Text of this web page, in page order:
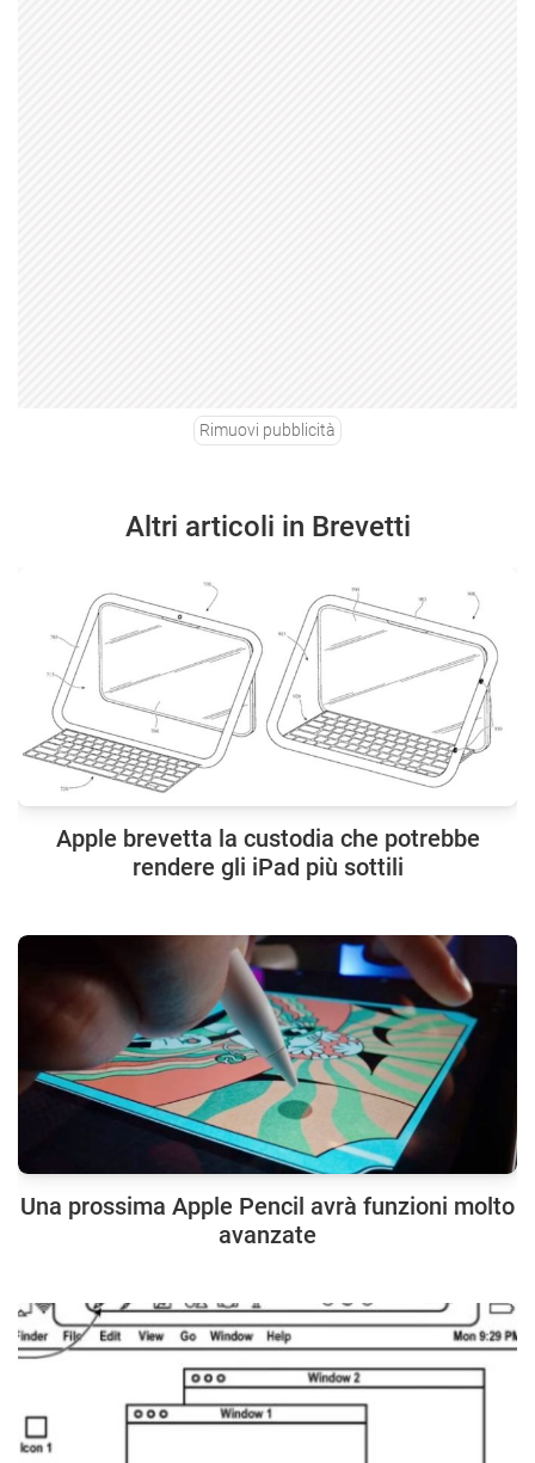
Rimuovi pubblicità
Altri articoli in Brevetti
Apple brevetta la custodia che potrebbe
rendere gli iPad più sottili
Una prossima Apple Pencil avrà funzioni molto
avanzate